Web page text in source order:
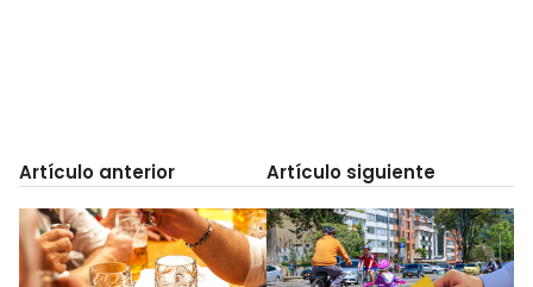
Artículo anterior Artículo siguiente